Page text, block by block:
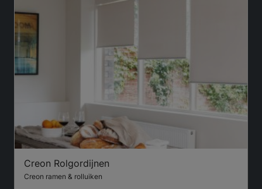
Creon Rolgordijnen
Creon ramen & rolluiken